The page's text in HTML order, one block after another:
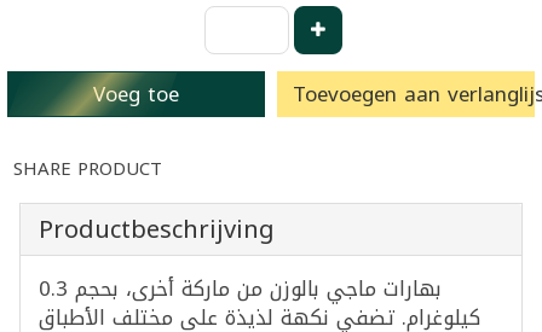
Voeg toe Toevoegen aan
SHARE PRODUCT
Productbeschrijving
بهارات ماجي بالوزن من ماركة أخرى، بحجم 0.3
كيلوغرام. تضفي نكهة لذيذة على مختلف الأطباق